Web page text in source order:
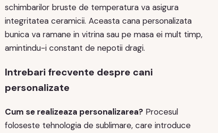
schimbarilor bruste de temperatura va asigura
integritatea ceramicii. Aceasta cana personalizata
bunica va ramane in vitrina sau pe masa ei mult timp,
amintindu-i constant de nepotii dragi.
Intrebari frecvente despre cani
personalizate
Cum se realizeaza personalizarea? Procesul
foloseste tehnologia de sublimare, care introduce